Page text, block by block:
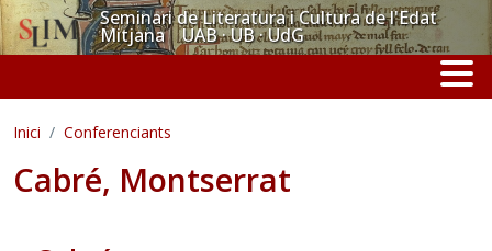
Vés al contingutSeminari de Literatura i Cultura de l'Edat
Mitjana UAB · UB · UdG
Inici Conferenciants
Cabré, Montserrat